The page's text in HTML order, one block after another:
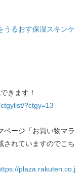
うるおす保湿スキンケ
きます！
?ctgy=13
ページ「お買い物マラ
されていますのでこち
plaza.rakuten.co.j